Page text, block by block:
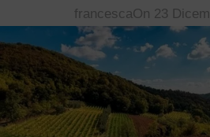
francescaOn 23